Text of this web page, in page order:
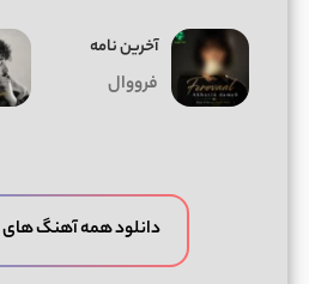
آخرین نامه
فرووال
دانلود همه آهنگ های